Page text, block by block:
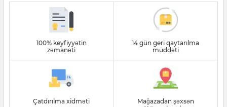
100% keyfiyyətin
zəmanəti
14 gün geri qaytarılma
müddəti
Çatdırılma xidməti
Mağazadan şəxsən